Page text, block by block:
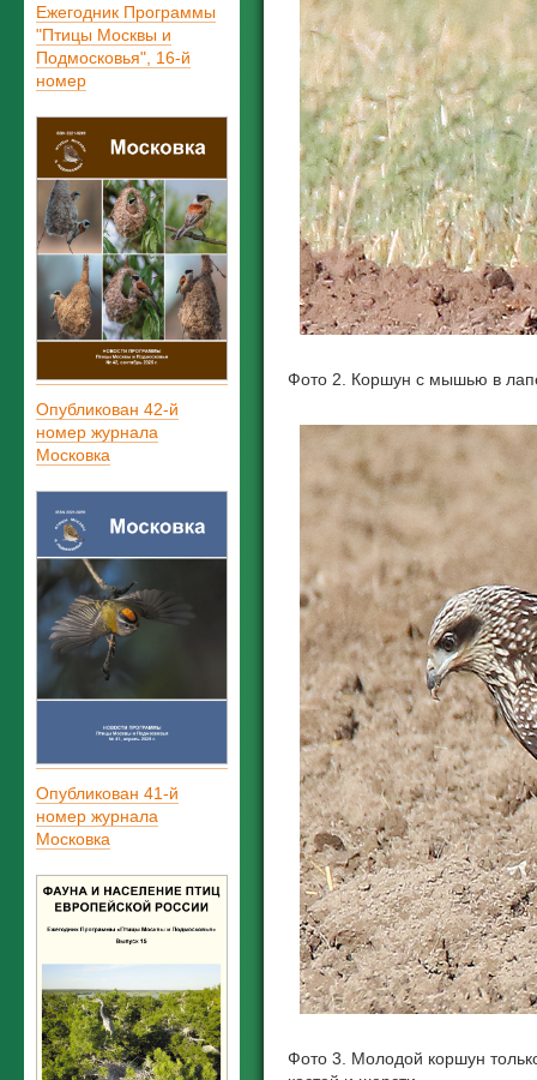
Ежегодник Программы
"Птицы Москвы и
Подмосковья", 16-й
номер
Опубликован 42-й
номер журнала
Московка
Опубликован 41-й
номер журнала
Московка
Фото 2. Коршун с мышью в
Фото 3. Молодой коршун